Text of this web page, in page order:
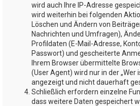
wird auch Ihre IP-Adresse
wird weiterhin bei folgenden
Löschen und Ändern von
Nachrichten und Umfragen),
Profildaten (E-Mail-Adresse,
Passwort) und gescheiterte
Ihrem Browser übermittelte
(User Agent) wird nur in der „Wer
angezeigt und nicht dauerhaft
Schließlich erfordern einzelne
dass weitere Daten gespeichert